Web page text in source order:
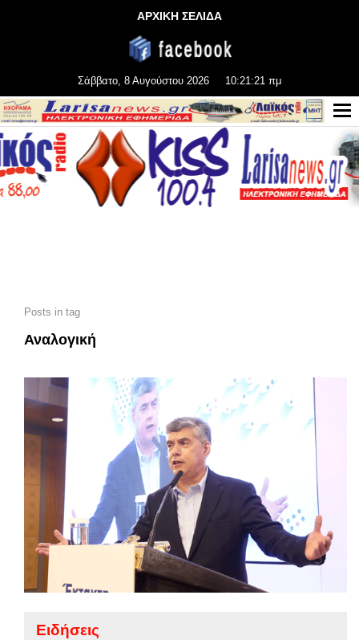
ΑΡΧΙΚΗ ΣΕΛΙΔΑ
Σάββατο, 8 Αυγούστου 2026 10:21:22 πμ
Posts in tag
Αναλογική
Ειδήσεις